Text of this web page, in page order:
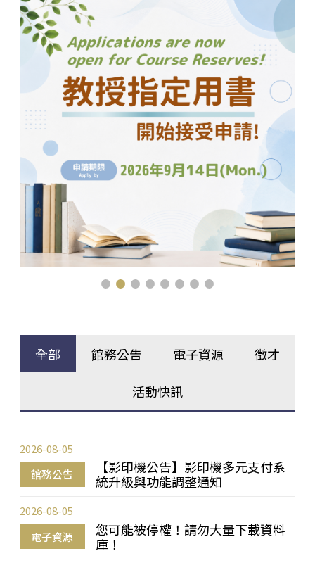
全部 館務公告 電子資源 徵才
活動快訊
館務公告
【影印機公告】影印機多元支付系
統升級與功能調整通知
2026-08-05
電子資源
您可能被停權！請勿大量下載資料
庫！
2026-08-05